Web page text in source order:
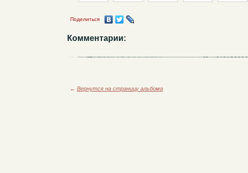
Поделиться
Комментарии:
← Вернутся на страницу альбома